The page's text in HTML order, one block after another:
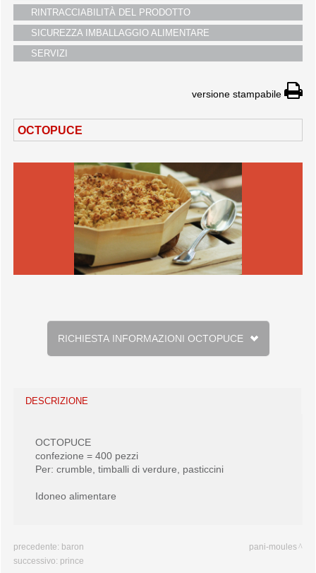
pani-pousse
cofanetti e vassoi
taglieri
RINTRACCIABILITÀ DEL PRODOTTO
SICUREZZA IMBALLAGGIO ALIMENTARE
SERVIZI
versione stampabile
OCTOPUCE
RICHIESTA INFORMAZIONI OCTOPUCE
DESCRIZIONE
OCTOPUCE
confezione = 400 pezzi
Per: crumble, timballi di verdure, pasticcini
Idoneo alimentare
precedente: baron
successivo: prince
pani-moules